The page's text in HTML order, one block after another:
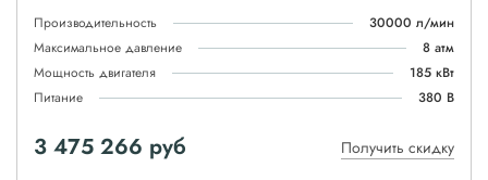
Производительность
30000 л/мин
Максимальное давление
8 атм
Мощность двигателя
185 кВт
Питание
380 В
3 475 266 руб Получить скидку